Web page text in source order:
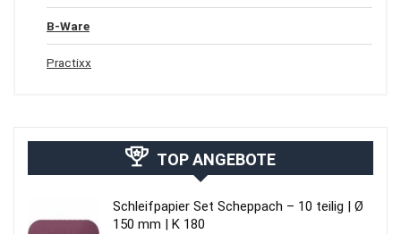
B-Ware
Practixx
TOP ANGEBOTE
Schleifpapier Set Scheppach – 10 teilig | Ø
150 mm | K 180